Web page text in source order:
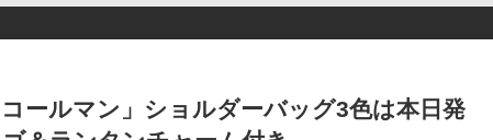
ールマン」ショルダーバッグ3色は本日発